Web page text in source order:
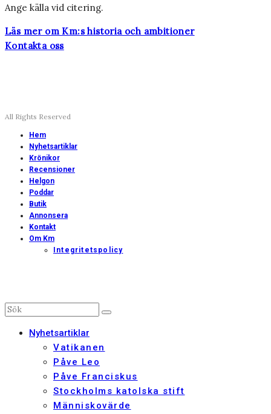
Ange källa vid citering.
Läs mer om Km:s historia och ambitioner
Kontakta oss
All Rights Reserved
Hem
Nyhetsartiklar
Krönikor
Recensioner
Helgon
Poddar
Butik
Annonsera
Kontakt
Om Km
Integritetspolicy
Nyhetsartiklar
Vatikanen
Påve Leo
Påve Franciskus
Stockholms katolska stift
Människovärde